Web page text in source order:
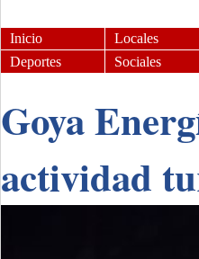
Inicio Locales
Deportes
Sociales
Goya
actividad